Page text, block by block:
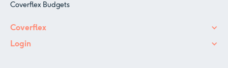
Coverflex Budgets
Coverflex
Login